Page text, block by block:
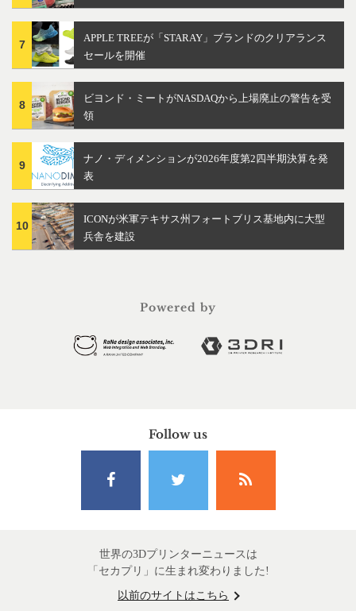
7
APPLE TREEが「STARAY」ブランドのクリアランス
セールを開催
8
ビヨンド・ミートがNASDAQから上場廃止の警告を受
領
9
ナノ・ディメンションが2026年度第2四半期決算を発
表
10
ICONが米軍テキサス州フォートブリス基地内に大型
兵舎を建設
Powered by
Follow us
世界の3Dプリンターニュースは
「セカプリ」に生まれ変わりました!
以前のサイトはこちら